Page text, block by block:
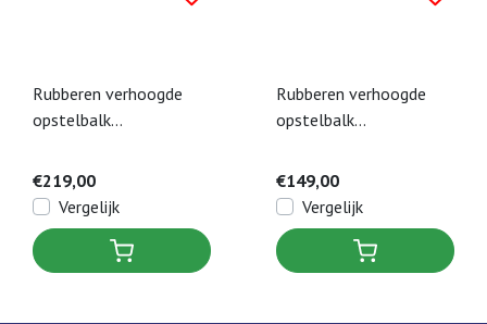
Rubberen verhoogde
opstelbalk
1000 mm incl.
bevestiging M8 x 40
mm (set a 3 stuks)
€219,00
Vergelijk
Rubberen verhoogde
opstelbalk
1000 mm incl.
bevestiging M8 x 40
mm (set a 2 stuks)
€149,00
Vergelijk